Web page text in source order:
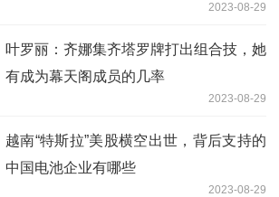
2023-08-29
叶罗丽：齐娜集齐塔罗牌打出组合技，她
有成为幕天阁成员的几率
2023-08-29
越南“特斯拉”美股横空出世，背后支持的
中国电池企业有哪些
2023-08-29